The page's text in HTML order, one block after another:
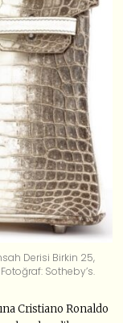
Derisi Birkin 25,
Sotheby’s.
Cristiano Ronaldo